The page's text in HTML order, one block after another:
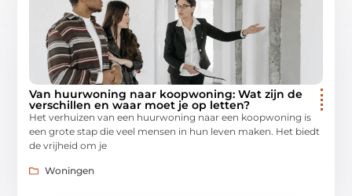
Van huurwoning naar koopwoning: Wat zijn de
verschillen en waar moet je op letten?
Het verhuizen van een huurwoning naar een koopwoning is
een grote stap die veel mensen in hun leven maken. Het biedt
de vrijheid om je
Woningen